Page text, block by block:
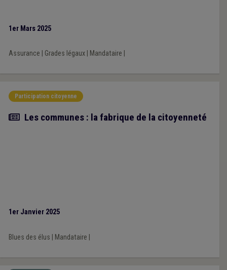
1er Mars 2025
Assurance Grades légaux| Mandataire
Participation citoyenne
Article
Les communes : la fabrique de la citoyenneté
1er Janvier 2025
Blues des élus Mandataire